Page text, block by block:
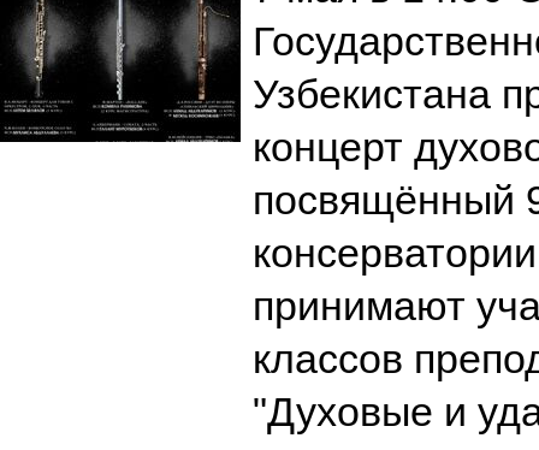
Узбекистана
концерт
посвящённый
принимают
классов
"Духовые и